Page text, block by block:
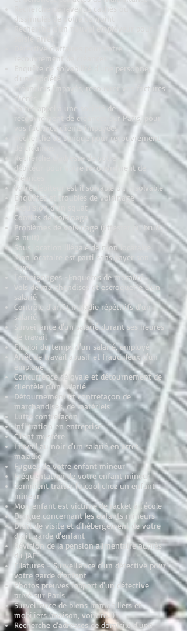
Recherche de revenus cachés ou
dissimulés de votre conjoint
Recherche d'un nouvel employeur pour
saisie arrêt
Détective d'affaires pour votre
recouvrement de créances
Enquête de solvabilité d'une personne,
d'une société
Créanciers impayés, recouvrer vos factures
clients
Faites appel à une société de
recouvrement de créances sur Paris, pour
vos factures clients impayées
Recherche de banque pour recouvrement
de créances
Recherche d'adresse de votre
débiteur pour votre recouvrement de
créances
Votre débiteur est il solvable ou insolvable
Enquêtes et troubles de voisinage
Expulsion d'un squat
Conflits de voisinage
Problèmes de voisinage (attester du bruit,
la nuit)
Sous location illégale de mon locataire
Mon locataire est parti sans payer son
loyer
Témoignages -Enquêtes de moralité
Vols de marchandises et escroquerie d'un
salarié
Contrôle d'arrêt maladie répétitifs d'un
salarié
Surveillance d'un salarié durant ses heures
de travail
Emploi du temps d'un salarié, employé
Arrêt de travail abusif et frauduleux d'un
employé
Concurrence déloyale et détournement de
clientèle d'un salarié
Détournement et contrefaçon de
marchandises, de matériels
Lutte contrefaçon
Infiltration en entreprise
Client mystère
Travail au noir d'un salarié en arrêt
maladie
Fugues de votre enfant mineur
Fréquentation de votre enfant mineur
Comment traiter l'alcool chez un enfant
mineur
Mon enfant est victime de racket à l'école
Drogue concernant les enfants mineurs
Droit de visite et d'hébergement de votre
droit garde d'enfant
Révision de la pension alimentaire auprès
du JAF
Filatures - Surveillance d'un détective pour
votre garde d'enfant
Photos preuves rapport d'un détective
privé sur Paris
Surveillance de biens immobiliers et
mobiliers (maison, voiture…)
Recherche d’adresses de domicile d'une